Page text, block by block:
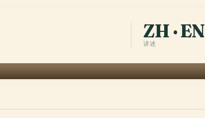
ZH · EN
讲述